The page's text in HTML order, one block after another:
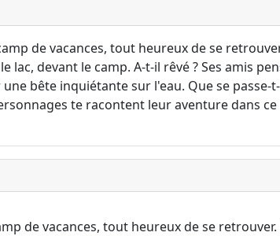
de vacances, tout heureux de se
lac, devant le camp. A-t-il rêvé ? Ses amis
bête inquiétante sur l'eau. Que se passe-
te racontent leur aventure dans
de vacances, tout heureux de se